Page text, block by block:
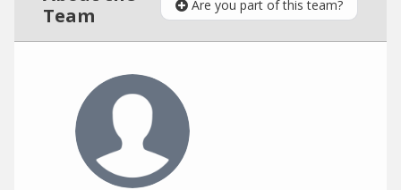
Team
Are you part of this team?